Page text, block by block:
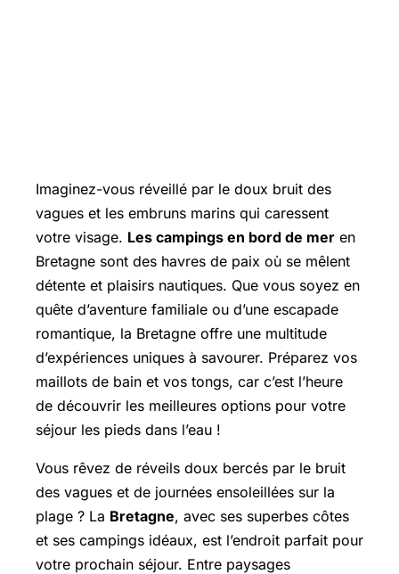
Imaginez-vous réveillé par le doux bruit des
vagues et les embruns marins qui caressent
votre visage. Les campings en bord de mer en
Bretagne sont des havres de paix où se mêlent
détente et plaisirs nautiques. Que vous soyez en
quête d’aventure familiale ou d’une escapade
romantique, la Bretagne offre une multitude
d’expériences uniques à savourer. Préparez vos
maillots de bain et vos tongs, car c’est l’heure
de découvrir les meilleures options pour votre
séjour les pieds dans l’eau !
Vous rêvez de réveils doux bercés par le bruit
des vagues et de journées ensoleillées sur la
plage ? La Bretagne, avec ses superbes côtes
et ses campings idéaux, est l’endroit parfait pour
votre prochain séjour. Entre paysages